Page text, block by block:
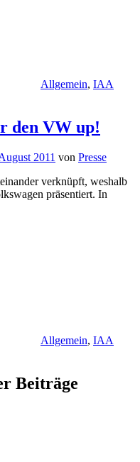
Allgemein, IAA
den VW up!
2011 von Presse
verknüpft, weshalb
präsentiert. In
Allgemein, IAA
Beiträge